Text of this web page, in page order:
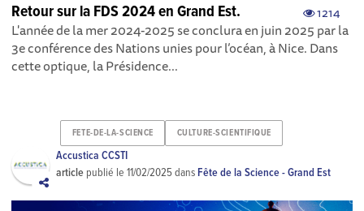
1214
Retour sur la FDS 2024 en Grand Est.
L'année de la mer 2024-2025 se conclura en juin 2025 par la
3e conférence des Nations unies pour l’océan, à Nice. Dans
cette optique, la Présidence...
FETE-DE-LA-SCIENCE CULTURE-SCIENTIFIQUE
Accustica CCSTI
article publié le11/02/2025dans Fête de la Science - Grand Est